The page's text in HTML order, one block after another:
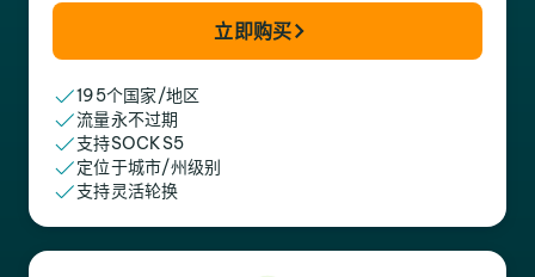
立即购买
195个国家/地区
流量永不过期
支持SOCKS5
定位于城市/州级别
支持灵活轮换